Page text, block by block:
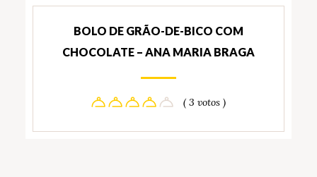
BOLO DE GRÃO-DE-BICO COM
CHOCOLATE – ANA MARIA BRAGA
( 3 votos )